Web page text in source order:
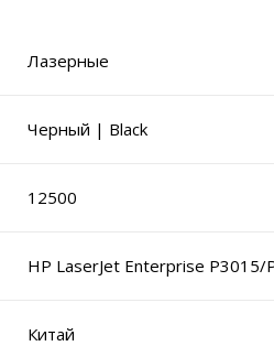
Лазерные
Черный | Black
12500
HP LaserJet Enterprise
Китай